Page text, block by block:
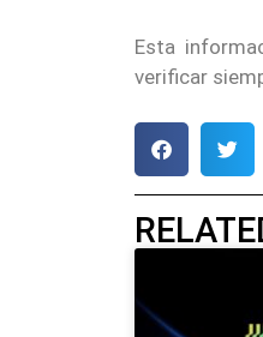
Esta
verificar